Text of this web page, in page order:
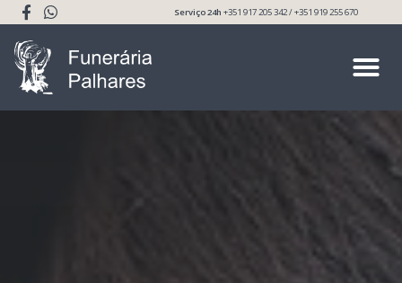
Serviço 24h+351 917 205 342 / +351 919 255 670